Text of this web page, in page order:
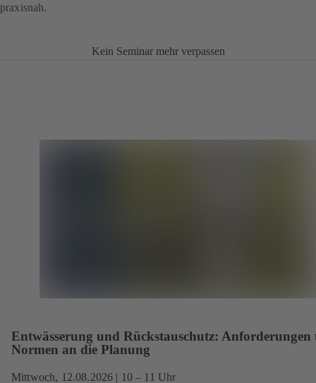
praxisnah.
Kein Seminar mehr verpassen
Entwässerung und Rückstauschutz: Anforderungen
Normen an die Planung
Mittwoch, 12.08.2026 | 10 – 11 Uhr